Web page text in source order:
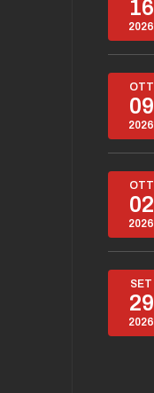
16
2026
OTT
09
2026
OTT
02
2026
SET
29
2026